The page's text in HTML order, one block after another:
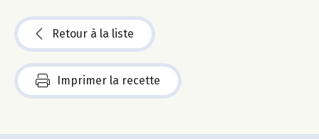
Retour à la liste
Imprimer la recette